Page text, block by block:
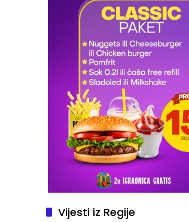
Vijesti iz Regije